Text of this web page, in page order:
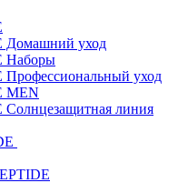
Домашний уход
Наборы
уход
MEN
линия